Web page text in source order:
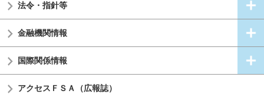
法令・指針等
金融機関情報
国際関係情報
アクセスＦＳＡ（広報誌）